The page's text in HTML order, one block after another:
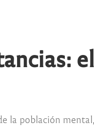
la población